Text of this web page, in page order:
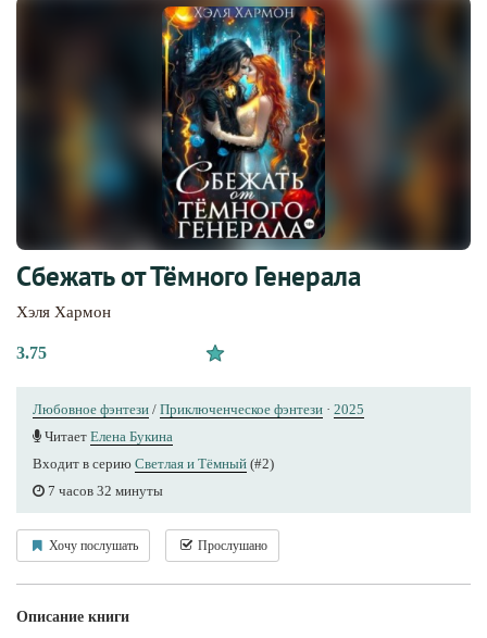
Сбежать от Тёмного Генерала
Хэля Хармон
3.75
Любовное фэнтези / Приключенческое фэнтези · 2025
Читает Елена Букина
Входит в серию Светлая и Тёмный (#2)
7 часов 32 минуты
Хочу послушать Прослушано
Описание книги